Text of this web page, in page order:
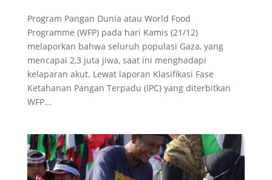
Program Pangan Dunia atau World Food
Programme (WFP) pada hari Kamis (21/12)
melaporkan bahwa seluruh populasi Gaza, yang
mencapai 2,3 juta jiwa, saat ini menghadapi
kelaparan akut. Lewat laporan Klasifikasi Fase
Ketahanan Pangan Terpadu (IPC) yang diterbitkan
WFP...